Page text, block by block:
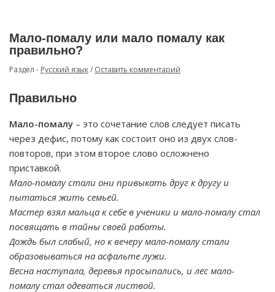
Мало-помалу или мало помалу как
правильно?
Раздел - Русский язык/ Оставить комментарий
Правильно
Мало-помалу – это сочетание слов следует писать
через дефис, потому как состоит оно из двух слов-
повторов, при этом второе слово осложнено
приставкой.
Мало-помалу стали они привыкать друг к другу и
пытаться жить семьей.
Мастер взял мальца к себе в ученики и мало-помалу стал
посвящать в тайны своей работы.
Дождь был слабый, но к вечеру мало-помалу стали
образовываться на асфальте лужи.
Весна наступала, деревья просыпались, и лес мало-
помалу стал одеваться листвой.